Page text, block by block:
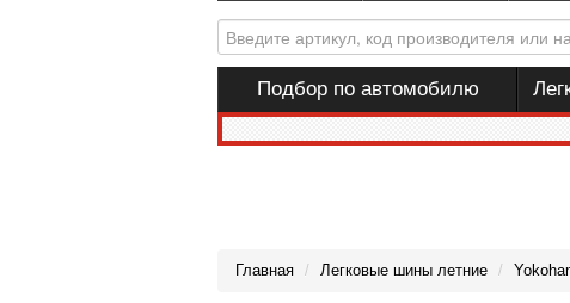
Подбор по автомобилю
Главная / Легковые шины летние /